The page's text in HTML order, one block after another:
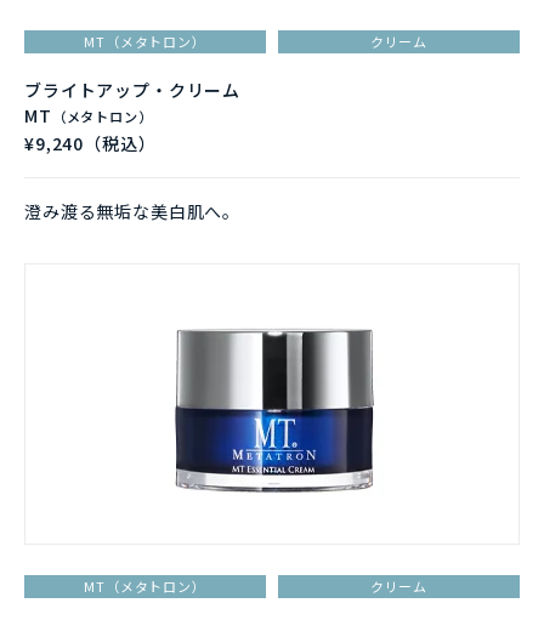
MT（メタトロン） クリーム
ブライトアップ・クリーム
MT
（メタトロン）
¥9,240（税込）
澄み渡る無垢な美白肌へ。
MT（メタトロン） クリーム